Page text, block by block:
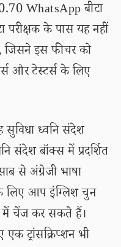
WhatsApp बीटा
परीक्षक के पास यह नहीं
जिसने इस फीचर को
और टेस्टर्स के लिए
ध्वनि संदेश
संदेश बॉक्स में प्रदर्शित
से अंग्रेजी भाषा
लिए आप इंग्लिश चुन
में चेंज कर सकते हैं।
ट्रांसक्रिप्शन भी